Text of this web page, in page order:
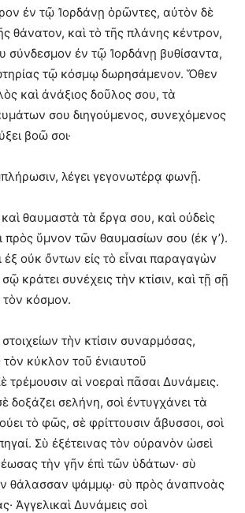
ἐν τῷ Ἰορδάνῃ ὁρῶντες, αὐτὸν δὲ
θάνατον, καὶ τὸ τῆς πλάνης κέντρον,
σύνδεσμον ἐν τῷ Ἰορδάνῃ βυθίσαντα,
τῷ κόσμῳ δωρησάμενον. Ὅθεν
καὶ ἀνάξιος δοῦλος σου, τὰ
σου διηγούμενος, συνεχόμενος
βοῶ σοι·
λέγει γεγονωτέρᾳ φωνῇ.
θαυμαστὰ τὰ ἔργα σου, καὶ οὐδεὶς
πρὸς ὕμνον τῶν θαυμασίων σου (ἐκ γ’).
οὐκ ὄντων εἰς τὸ εἶναι παραγαγὼν
κράτει συνέχεις τὴν κτίσιν, καὶ τῇ σῇ
τὸν κόσμον.
τὴν κτίσιν συναρμόσας,
τὸν κύκλον τοῦ ἐνιαυτοῦ
αἱ νοεραὶ πᾶσαι Δυνάμεις.
δοξάζει σελήνη, σοὶ ἐντυγχάνει τὰ
τὸ φῶς, σὲ φρίττουσιν ἄβυσσοι, σοὶ
Σὺ ἐξέτεινας τὸν οὐρανὸν ὡσεὶ
τὴν γῆν ἐπὶ τῶν ὑδάτων· σὺ
θάλασσαν ψάμμῳ· σὺ πρὸς ἀναπνοὰς
Ἀγγελικαὶ Δυνάμεις σοὶ